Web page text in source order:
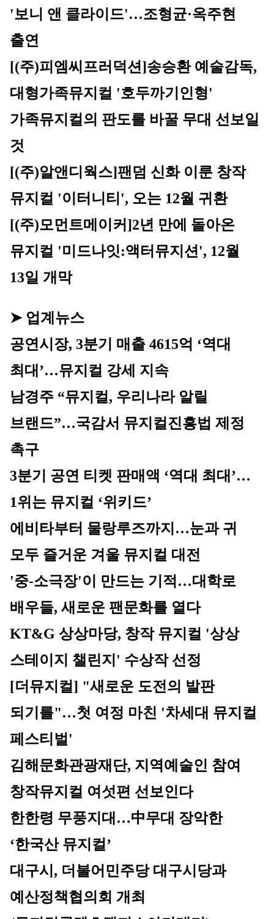
'보니 앤 클라이드'…조형균·옥주현
출연
[(주)피엠씨프러덕션]송승환 예술감독,
대형가족뮤지컬 '호두까기인형'
가족뮤지컬의 판도를 바꿀 무대 선보일
것
[(주)알앤디웍스]팬덤 신화 이룬 창작
뮤지컬 '이터니티', 오는 12월 귀환
[(주)모먼트메이커]2년 만에 돌아온
뮤지컬 '미드나잇:액터뮤지션', 12월
13일 개막
➤ 업계뉴스
공연시장, 3분기 매출 4615억 ‘역대
최대’…뮤지컬 강세 지속
남경주 “뮤지컬, 우리나라 알릴
브랜드”…국감서 뮤지컬진흥법 제정
촉구
3분기 공연 티켓 판매액 ‘역대 최대’…
1위는 뮤지컬 ‘위키드’
에비타부터 물랑루즈까지…눈과 귀
모두 즐거운 겨울 뮤지컬 대전
'중-소극장'이 만드는 기적…대학로
배우들, 새로운 팬문화를 열다
KT&G 상상마당, 창작 뮤지컬 '상상
스테이지 챌린지' 수상작 선정
[더뮤지컬] "새로운 도전의 발판
되기를"…첫 여정 마친 '차세대 뮤지컬
페스티벌'
김해문화관광재단, 지역예술인 참여
창작뮤지컬 여섯편 선보인다
한한령 무풍지대…中무대 장악한
‘한국산 뮤지컬’
대구시, 더불어민주당 대구시당과
예산정책협의회 개최